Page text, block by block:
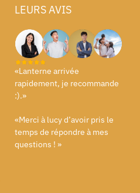
LEURS AVIS
«Lanterne arrivée
rapidement, je recommande
:).»
«Merci à lucy d’avoir pris le
temps de répondre à mes
questions ! »